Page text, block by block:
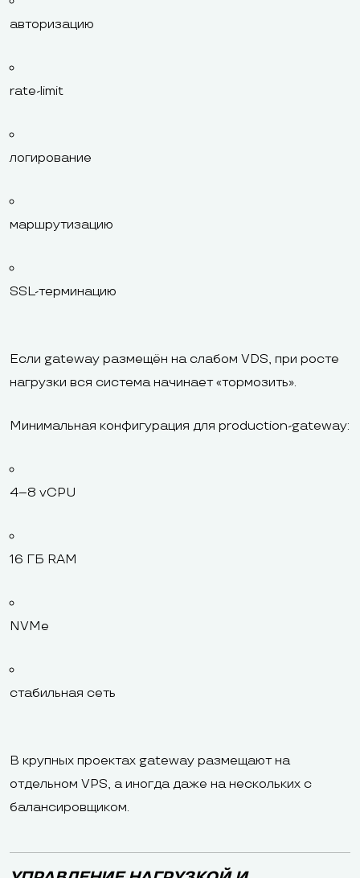
авторизацию
rate-limit
логирование
маршрутизацию
SSL-терминацию
Если gateway размещён на слабом VDS, при росте
нагрузки вся система начинает «тормозить».
Минимальная конфигурация для production-gateway:
4–8 vCPU
16 ГБ RAM
NVMe
стабильная сеть
В крупных проектах gateway размещают на
отдельном VPS, а иногда даже на нескольких с
балансировщиком.